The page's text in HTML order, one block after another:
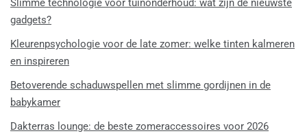
Slimme technologie voor tuinonderhoud: wat zijn de nieuwste
gadgets?
Kleurenpsychologie voor de late zomer: welke tinten kalmeren
en inspireren
Betoverende schaduwspellen met slimme gordijnen in de
babykamer
Dakterras lounge: de beste zomeraccessoires voor 2026